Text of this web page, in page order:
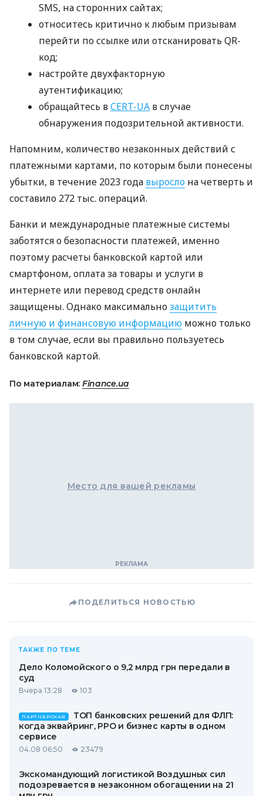
SMS, на сторонних сайтах;
относитесь критично к любым призывам
перейти по ссылке или отсканировать QR-
код;
настройте двухфакторную
аутентификацию;
обращайтесь вCERT-UA в случае
обнаружения подозрительной активности.
Напомним, количество незаконных действий с
платежными картами, по которым были понесены
убытки, в течение 2023 года выросло на четверть и
составило 272 тыс. операций.
Банки и международные платежные системы
заботятся о безопасности платежей, именно
поэтому расчеты банковской картой или
смартфоном, оплата за товары и услуги в
интернете или перевод средств онлайн
защищены. Однако максимальнозащитить
личную и финансовую информацию можно только
в том случае, если вы правильно пользуетесь
банковской картой.
По материалам: Finance.ua
Место для вашей рекламы
ПОДЕЛИТЬСЯ НОВОСТЬЮ
ТАКЖЕ ПО ТЕМЕ
Дело Коломойского о 9,2 млрд грн передали в
суд
Вчера 13:28 103
ПАРТНЕРСКАЯ
ТОП банковских решений для ФЛП:
когда эквайринг, РРО и бизнес карты в одном
сервисе
04.08 06:50 23479
Экскомандующий логистикой Воздушных сил
подозревается в незаконном обогащении на 21